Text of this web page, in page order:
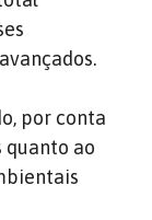
por conta
quanto ao